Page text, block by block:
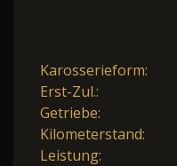
Karosserieform:
Erst-Zul.:
Getriebe:
Kilometerstand:
Leistung: